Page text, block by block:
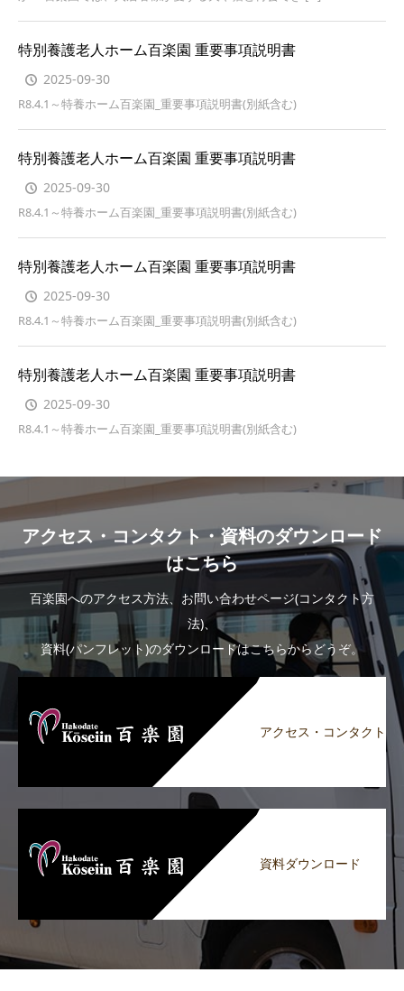
特別養護老人ホーム百楽園 重要事項説明書
2025-09-30
R8.4.1～特養ホーム百楽園_重要事項説明書(別紙含む)
特別養護老人ホーム百楽園 重要事項説明書
2025-09-30
R8.4.1～特養ホーム百楽園_重要事項説明書(別紙含む)
特別養護老人ホーム百楽園 重要事項説明書
2025-09-30
R8.4.1～特養ホーム百楽園_重要事項説明書(別紙含む)
特別養護老人ホーム百楽園 重要事項説明書
2025-09-30
R8.4.1～特養ホーム百楽園_重要事項説明書(別紙含む)
アクセス・コンタクト・資料のダウンロード
はこちら
百楽園へのアクセス方法、お問い合わせページ(コンタクト方
法)、
資料(パンフレット)のダウンロードはこちらからどうぞ。
アクセス・コンタクト
資料ダウンロード